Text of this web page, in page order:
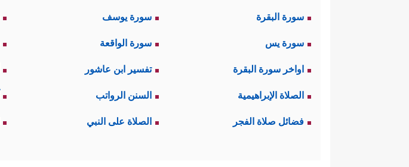
سورة البقرة سورة يوسف
سورة يس سورة الواقعة
اواخر سورة البقرة تفسير ابن عاشور
الصلاة الإبراهيمية السنن الرواتب
فضائل صلاة الفجر الصلاة على النبي